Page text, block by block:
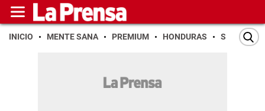
INICIO MENTE SANA PREMIUM HONDURAS SAN PEDRO